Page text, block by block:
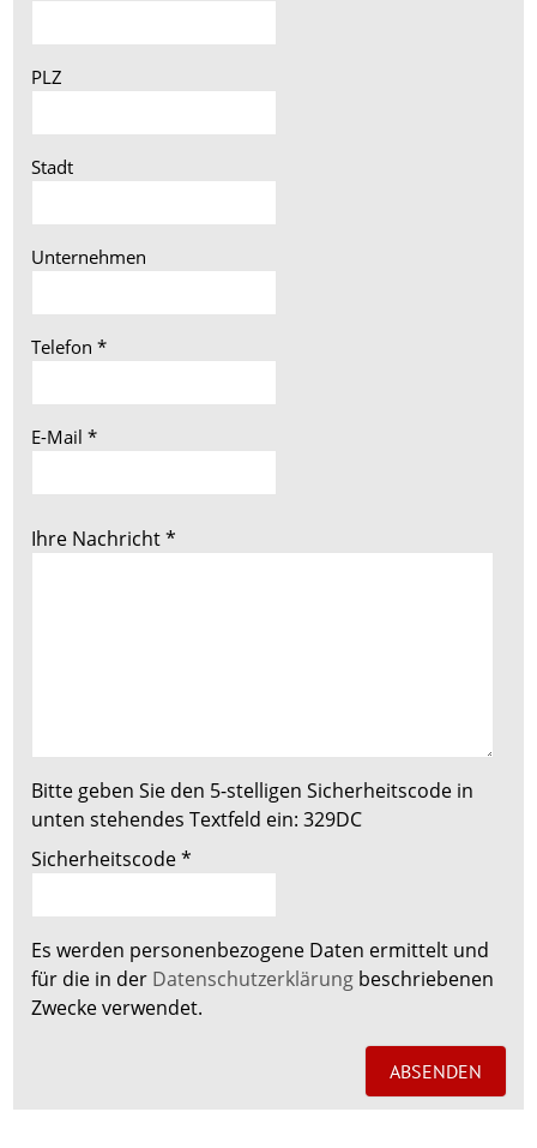
PLZ
Stadt
Unternehmen
Telefon*
E-Mail*
Ihre Nachricht*
Bitte geben Sie den 5-stelligen Sicherheitscode in
unten stehendes Textfeld ein:329DC
Sicherheitscode*
Es werden personenbezogene Daten ermittelt und
für die in der Datenschutzerklärung beschriebenen
Zwecke verwendet.